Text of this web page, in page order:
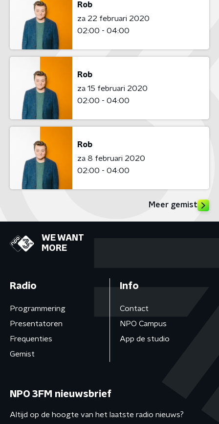
Rob
za 22 februari 2020
02:00 - 04:00
Rob
za 15 februari 2020
02:00 - 04:00
Rob
za 8 februari 2020
02:00 - 04:00
Meer gemist
WE WANT
MORE
Radio
Programmering
Presentatoren
Frequenties
Gemist
Info
Contact
NPO Campus
App de studio
NPO 3FM nieuwsbrief
Altijd op de hoogte van het laatste radio nieuws?